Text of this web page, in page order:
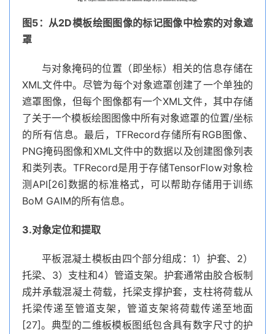
图5：从2D模板绘图图像的标记图像中检索的对象遮
罩
与对象掩码的位置（即坐标）相关的信息存储在
XML文件中。尽管为每个对象遮罩创建了一个单独的
遮罩图像，但每个图像都有一个XML文件，其中存储
了关于一个模板绘图图像中所有对象遮罩的位置/坐标
的所有信息。最后，TFRecord存储所有RGB图像、
PNG掩码图像和XML文件中的数据以及创建图像列表
和类列表。TFRecord是用于存储TensorFlow对象检
测API[26]数据的标准格式，可以帮助存储用于训练
BoM GAIM的所有信息。
3.对象定位和提取
平板混凝土模板由四个部分组成：1）护套、2）
托梁、3）支柱和4）管道支架。护套通常由胶合板制
成并承载混凝土荷载，托梁支撑护套，支柱将荷载从
托梁传递至管道支架，管道支架将荷载传递至地面
[27]。典型的二维板模板图纸包含具有数字尺寸的护